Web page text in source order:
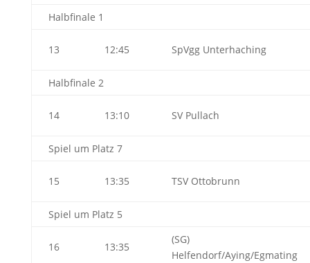
Halbfinale 1
13 12:45 SpVgg Unterhaching
Halbfinale 2
14 13:10 SV Pullach
Spiel um Platz 7
15 13:35 TSV Ottobrunn
Spiel um Platz 5
16 13:35
(SG)
Helfendorf/Aying/Egmating